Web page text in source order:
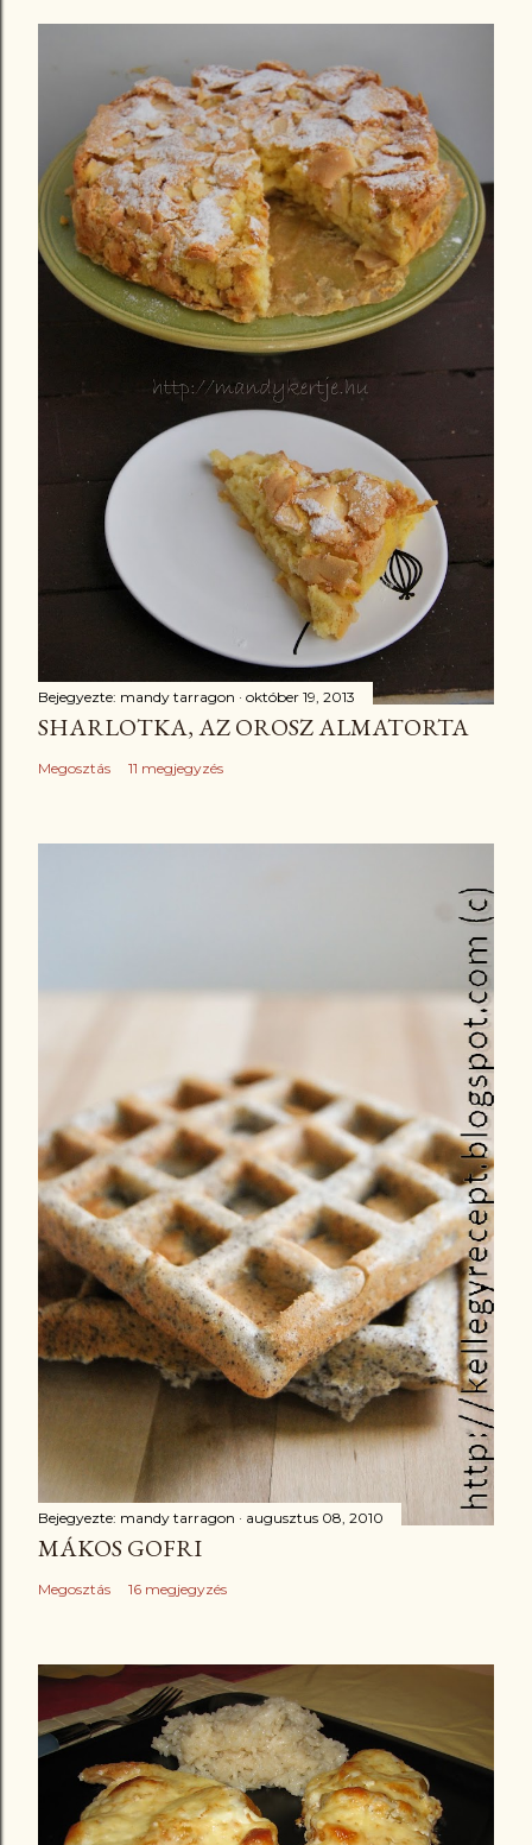
Bejegyezte: mandy tarragon október 19, 2013
SHARLOTKA, AZ OROSZ ALMATORTA
Megosztás 11 megjegyzés
Bejegyezte: mandy tarragon augusztus 08, 2010
MÁKOS GOFRI
Megosztás 16 megjegyzés